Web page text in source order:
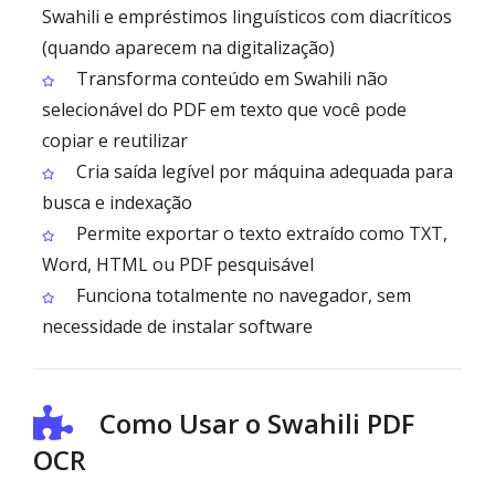
Swahili e empréstimos linguísticos com diacríticos
(quando aparecem na digitalização)
Transforma conteúdo em Swahili não
selecionável do PDF em texto que você pode
copiar e reutilizar
Cria saída legível por máquina adequada para
busca e indexação
Permite exportar o texto extraído como TXT,
Word, HTML ou PDF pesquisável
Funciona totalmente no navegador, sem
necessidade de instalar software
Como Usar o Swahili PDF
OCR